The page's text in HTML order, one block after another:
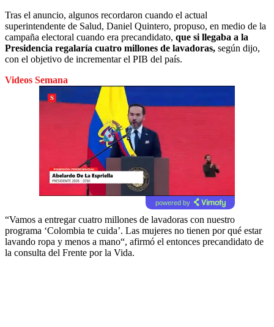
Tras el anuncio, algunos recordaron cuando el actual
superintendente de Salud, Daniel Quintero, propuso, en medio de la
campaña electoral cuando era precandidato, que si llegaba a la
Presidencia regalaría cuatro millones de lavadoras, según dijo,
con el objetivo de incrementar el PIB del país.
Videos Semana
powered by
“Vamos a entregar cuatro millones de lavadoras con nuestro
programa ‘Colombia te cuida’. Las mujeres no tienen por qué estar
lavando ropa y menos a mano“, afirmó el entonces precandidato de
la consulta del Frente por la Vida.